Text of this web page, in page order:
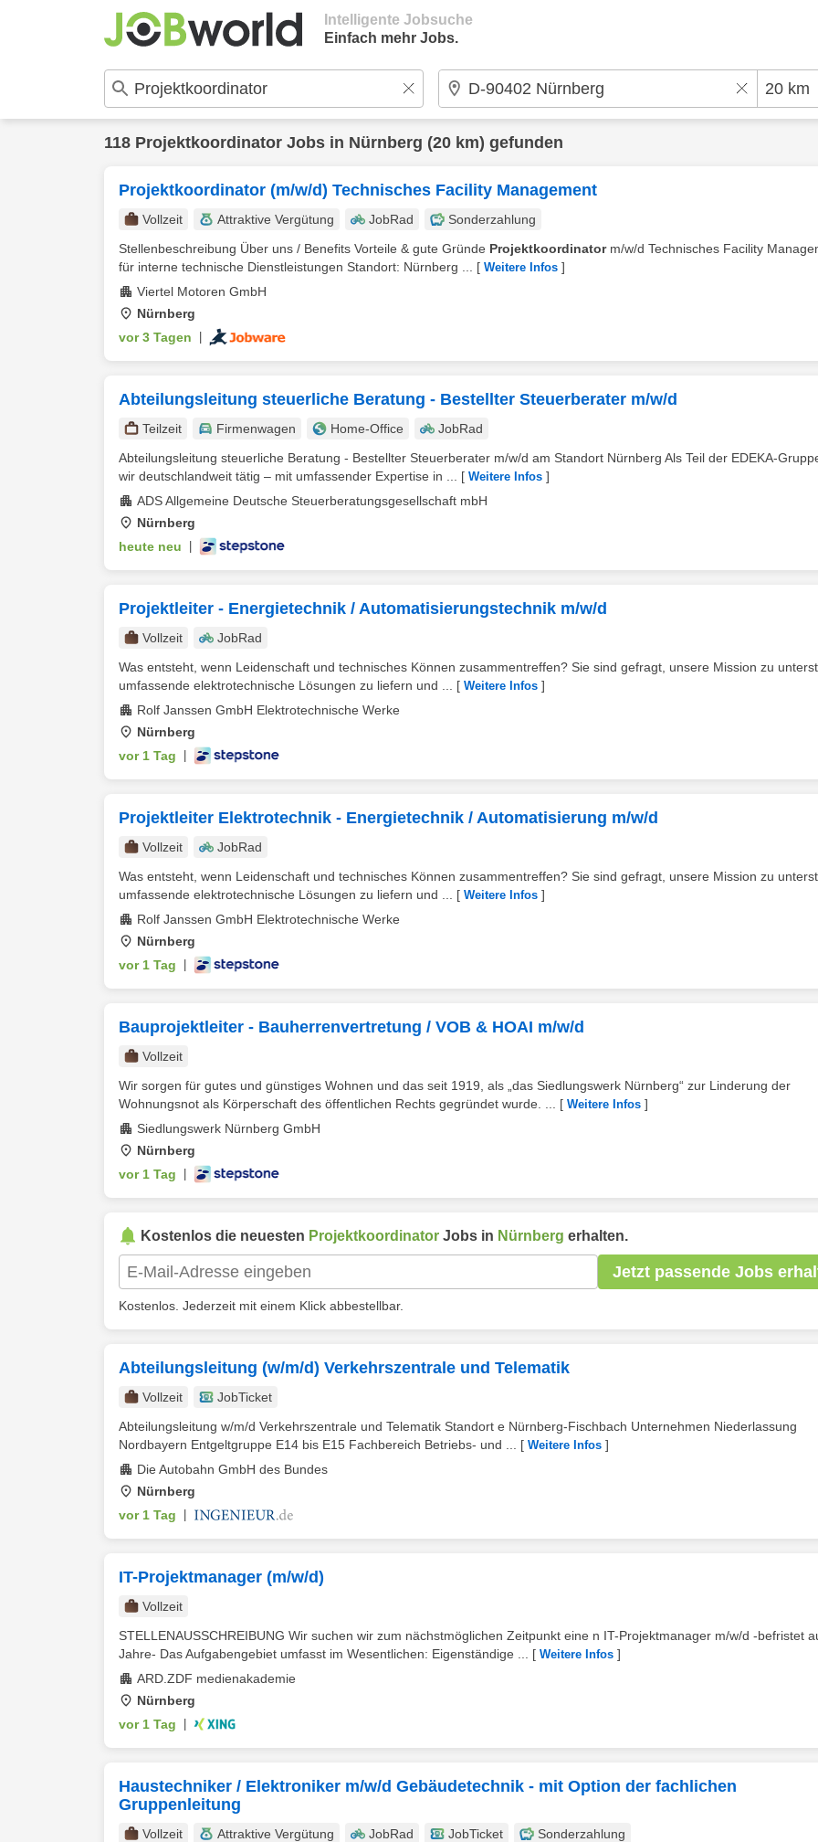
Intelligente Jobsuche
Einfach mehr Jobs.
118 Projektkoordinator Jobs in Nürnberg (20 km) gefunden
Projektkoordinator (m/w/d) Technisches Facility Management
Vollzeit Attraktive Vergütung JobRad
Sonderzahlung
Stellenbeschreibung Über uns / Benefits Vorteile & gute Gründe Projektkoordinatorm/w/d Technisches Facility
für interne technische Dienstleistungen Standort: Nürnberg ...
[ Weitere Infos ]
Viertel Motoren GmbH
Nürnberg
vor 3 Tagen
Abteilungsleitung steuerliche Beratung - Bestellter Steuerberater m/w/d
Teilzeit Firmenwagen Home-Office
JobRad
Abteilungsleitung steuerliche Beratung - Bestellter Steuerberater m/w/d am Standort Nürnberg Als Teil der EDEKA-
wir deutschlandweit tätig – mit umfassender Expertise in ...
[ Weitere Infos ]
ADS Allgemeine Deutsche Steuerberatungsgesellschaft mbH
Nürnberg
heute neu
Projektleiter - Energietechnik / Automatisierungstechnik m/w/d
Vollzeit
JobRad
Was entsteht, wenn Leidenschaft und technisches Können zusammentreffen? Sie sind gefragt, unsere Mission zu
umfassende elektrotechnische Lösungen zu liefern und ...
[ Weitere Infos ]
Rolf Janssen GmbH Elektrotechnische Werke
Nürnberg
vor 1 Tag
Projektleiter Elektrotechnik - Energietechnik / Automatisierung m/w/d
Vollzeit
JobRad
Was entsteht, wenn Leidenschaft und technisches Können zusammentreffen? Sie sind gefragt, unsere Mission zu
umfassende elektrotechnische Lösungen zu liefern und ...
[ Weitere Infos ]
Rolf Janssen GmbH Elektrotechnische Werke
Nürnberg
vor 1 Tag
Bauprojektleiter - Bauherrenvertretung / VOB & HOAI m/w/d
Vollzeit
Wir sorgen für gutes und günstiges Wohnen und das seit 1919, als „das Siedlungswerk Nürnberg“ zur Linderung der
Wohnungsnot als Körperschaft des öffentlichen Rechts gegründet wurde. ...
[ Weitere Infos ]
Siedlungswerk Nürnberg GmbH
Nürnberg
vor 1 Tag
Kostenlos die neuesten Projektkoordinator Jobs in Nürnberg erhalten.
Jetzt passende Jobs
Kostenlos. Jederzeit mit einem Klick abbestellbar.
Abteilungsleitung (w/m/d) Verkehrszentrale und Telematik
Vollzeit
JobTicket
Abteilungsleitung w/m/d Verkehrszentrale und Telematik Standort e Nürnberg-Fischbach Unternehmen Niederlassung
Nordbayern Entgeltgruppe E14 bis E15 Fachbereich Betriebs- und ...
[ Weitere Infos ]
Die Autobahn GmbH des Bundes
Nürnberg
vor 1 Tag
IT-Projektmanager (m/w/d)
Vollzeit
STELLENAUSSCHREIBUNG Wir suchen wir zum nächstmöglichen Zeitpunkt eine n IT-Projektmanager m⁠/⁠w⁠/⁠d -befristet
Jahre- Das Aufgabengebiet umfasst im Wesentlichen: Eigenständige ...
[ Weitere Infos ]
ARD.ZDF medienakademie
Nürnberg
vor 1 Tag
Haustechniker / Elektroniker m/w/d Gebäudetechnik - mit Option der fachlichen
Gruppenleitung
Vollzeit Attraktive Vergütung JobRad JobTicket
Sonderzahlung